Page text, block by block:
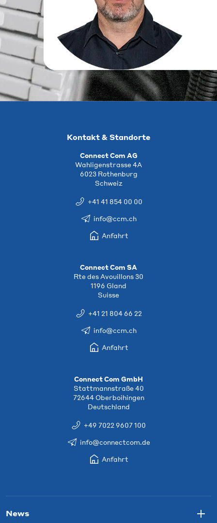
Kontakt & Standorte
Connect Com AG
Wahligenstrasse 4A
6023 Rothenburg
Schweiz
+41 41 854 00 00
info@ccm.ch
Anfahrt
Connect Com SA
Rte des Avouillons 30
1196 Gland
Suisse
+41 21 804 66 22
info@ccm.ch
Anfahrt
Connect Com GmbH
Stattmannstraße 40
72644 Oberboihingen
Deutschland
+49 7022 9607 100
info@connectcom.de
Anfahrt
News